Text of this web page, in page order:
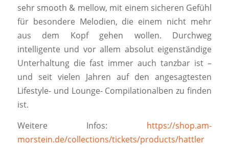
sehr smooth & mellow, mit einem sicheren Gefühl
für besondere Melodien, die einem nicht mehr
aus dem Kopf gehen wollen. Durchweg
intelligente und vor allem absolut eigenständige
Unterhaltung die fast immer auch tanzbar ist –
und seit vielen Jahren auf den angesagtesten
Lifestyle- und Lounge- Compilationalben zu finden
ist.
Weitere Infos: https://shop.am-
morstein.de/collections/tickets/products/hattler